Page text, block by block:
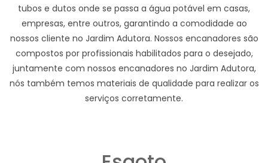
tubos e dutos onde se passa a água potável em casas,
empresas, entre outros, garantindo a comodidade ao
nossos cliente no Jardim Adutora. Nossos encanadores são
compostos por profissionais habilitados para o desejado,
juntamente com nossos encanadores no Jardim Adutora,
nós também temos materiais de qualidade para realizar os
serviços corretamente.